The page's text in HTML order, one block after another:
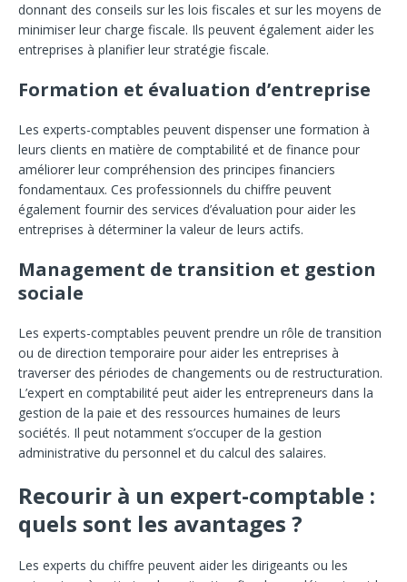
donnant des conseils sur les lois fiscales et sur les moyens de
minimiser leur charge fiscale. Ils peuvent également aider les
entreprises à planifier leur stratégie fiscale.
Formation et évaluation d’entreprise
Les experts-comptables peuvent dispenser une formation à
leurs clients en matière de comptabilité et de finance pour
améliorer leur compréhension des principes financiers
fondamentaux. Ces professionnels du chiffre peuvent
également fournir des services d’évaluation pour aider les
entreprises à déterminer la valeur de leurs actifs.
Management de transition et gestion
sociale
Les experts-comptables peuvent prendre un rôle de transition
ou de direction temporaire pour aider les entreprises à
traverser des périodes de changements ou de restructuration.
L’expert en comptabilité peut aider les entrepreneurs dans la
gestion de la paie et des ressources humaines de leurs
sociétés. Il peut notamment s’occuper de la gestion
administrative du personnel et du calcul des salaires.
Recourir à un expert-comptable :
quels sont les avantages ?
Les experts du chiffre peuvent aider les dirigeants ou les